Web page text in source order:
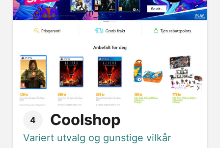
4 Coolshop
Variert utvalg og gunstige vilkår